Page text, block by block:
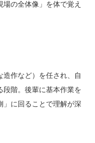
の全体像」を体で覚え
作など）を任され、自
段階。後輩に基本作業を
」に回ることで理解が深